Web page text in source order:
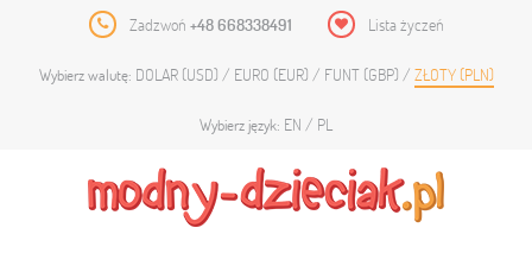
Zadzwoń +48 668338491 Lista życzeń
Wybierz walutę: DOLAR (USD) EURO (EUR) FUNT (GBP) ZŁOTY (PLN)
Wybierz język: EN PL